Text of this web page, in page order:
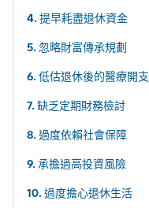
4. 提早耗盡退休資金
5. 忽略財富傳承規劃
6. 低估退休後的醫療開支
7. 缺乏定期財務檢討
8. 過度依賴社會保障
9. 承擔過高投資風險
10. 過度擔心退休生活